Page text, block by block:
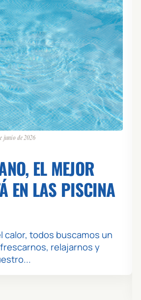
junio de 2026
EL MEJOR
EN LAS PISCINA
calor, todos buscamos un
relajarnos y